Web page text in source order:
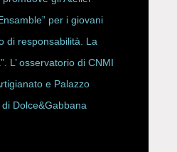
per i giovani
di responsabilità. La
L’ osservatorio di CNMI
e Palazzo
Dolce&Gabbana